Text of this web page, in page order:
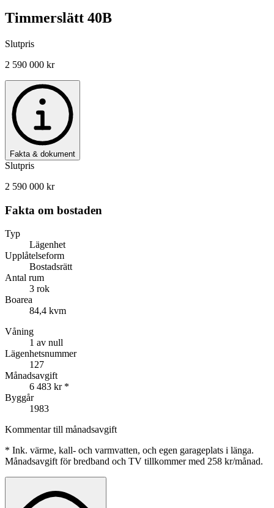
Timmerslätt 40B
Slutpris
2 590 000 kr
Fakta & dokument
Slutpris
2 590 000 kr
Fakta om bostaden
Typ
Lägenhet
Upplåtelseform
Bostadsrätt
Antal rum
3 rok
Boarea
84,4 kvm
Våning
1 av null
Lägenhetsnummer
127
Månadsavgift
6 483 kr*
Byggår
1983
Kommentar till månadsavgift
* Ink. värme, kall- och varmvatten, och egen garageplats i länga.
Månadsavgift för bredband och TV tillkommer med 258 kr/månad.